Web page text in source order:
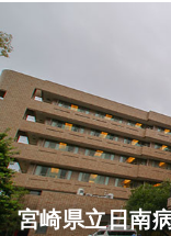
宮崎県立日南